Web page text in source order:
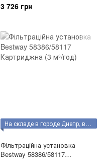
м3/год, D270)
3 726 грн
Фільтраційна установка
Bestway 58386/58117